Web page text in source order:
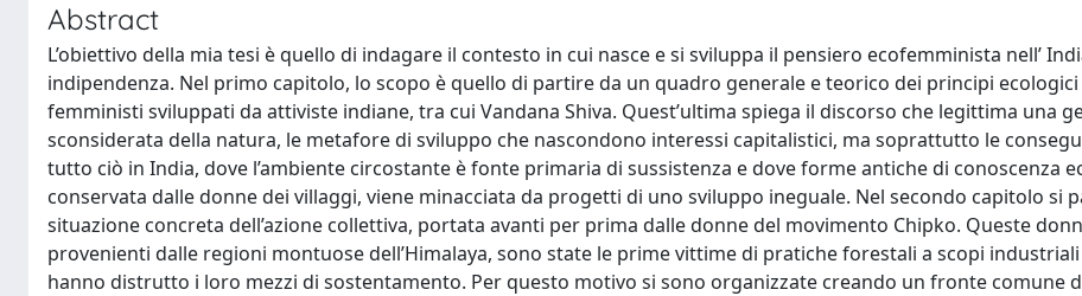
Abstract
L’obiettivo della mia tesi è quello di indagare il contesto in cui nasce e si sviluppa il pensiero ecofemminista nell’
indipendenza. Nel primo capitolo, lo scopo è quello di partire da un quadro generale e teorico dei principi ecologici
femministi sviluppati da attiviste indiane, tra cui Vandana Shiva. Quest’ultima spiega il discorso che legittima una
sconsiderata della natura, le metafore di sviluppo che nascondono interessi capitalistici, ma soprattutto le
tutto ciò in India, dove l’ambiente circostante è fonte primaria di sussistenza e dove forme antiche di conoscenza
conservata dalle donne dei villaggi, viene minacciata da progetti di uno sviluppo ineguale. Nel secondo capitolo si
situazione concreta dell’azione collettiva, portata avanti per prima dalle donne del movimento Chipko. Queste
provenienti dalle regioni montuose dell’Himalaya, sono state le prime vittime di pratiche forestali a scopi
hanno distrutto i loro mezzi di sostentamento. Per questo motivo si sono organizzate creando un fronte comune